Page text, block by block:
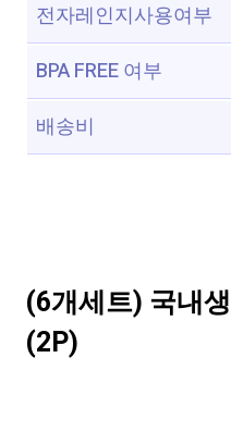
전자레인지사용여부
BPA FREE 여부
배송비
(6개세트) 국내
(2P)